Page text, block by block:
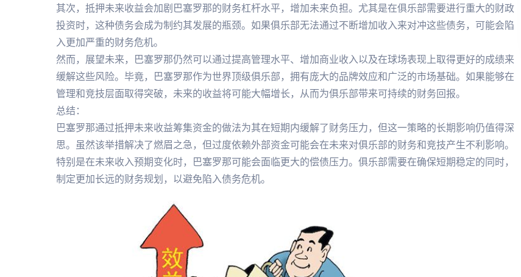
其次，抵押未来收益会加剧巴塞罗那的财务杠杆水平，增加未来负担。尤其是在俱乐部需要进行重大的财政
投资时，这种债务会成为制约其发展的瓶颈。如果俱乐部无法通过不断增加收入来对冲这些债务，可能会陷
入更加严重的财务危机。
然而，展望未来，巴塞罗那仍然可以通过提高管理水平、增加商业收入以及在球场表现上取得更好的成绩来
缓解这些风险。毕竟，巴塞罗那作为世界顶级俱乐部，拥有庞大的品牌效应和广泛的市场基础。如果能够在
管理和竞技层面取得突破，未来的收益将可能大幅增长，从而为俱乐部带来可持续的财务回报。
总结：
巴塞罗那通过抵押未来收益筹集资金的做法为其在短期内缓解了财务压力，但这一策略的长期影响仍值得深
思。虽然该举措解决了燃眉之急，但过度依赖外部资金可能会在未来对俱乐部的财务和竞技产生不利影响。
特别是在未来收入预期变化时，巴塞罗那可能会面临更大的偿债压力。俱乐部需要在确保短期稳定的同时，
制定更加长远的财务规划，以避免陷入债务危机。